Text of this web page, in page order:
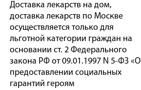
Доставка лекарств на дом,
доставка лекарств по Москве
осуществляется только для
льготной категории граждан на
основании ст. 2 Федерального
закона РФ от 09.01.1997 N 5-ФЗ «О
предоставлении социальных
гарантий героям